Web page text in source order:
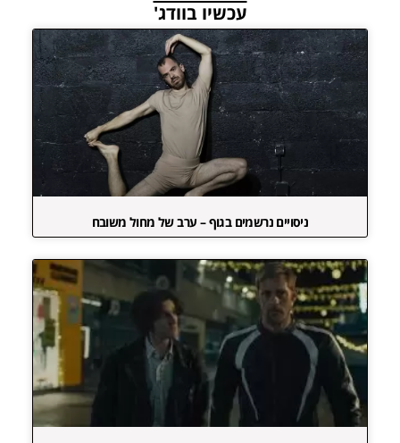
עכשיו בוודג'
ניסויים נרשמים בגוף – ערב של מחול משובח